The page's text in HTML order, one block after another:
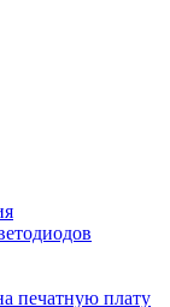
печатную плату